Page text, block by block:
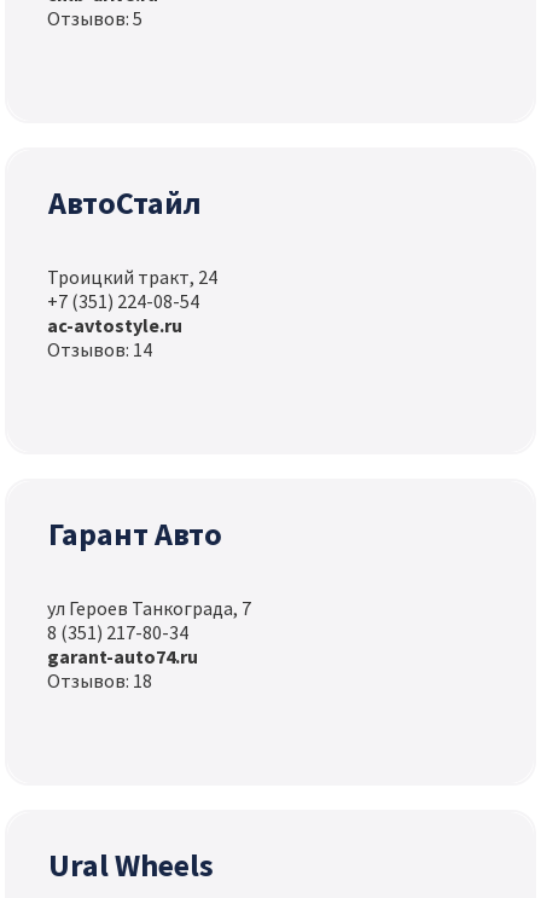
Отзывов: 5
АвтоСтайл
Троицкий тракт, 24
+7 (351) 224-08-54
ac-avtostyle.ru
Отзывов: 14
Гарант Авто
ул Героев Танкограда, 7
8 (351) 217-80-34
garant-auto74.ru
Отзывов: 18
Ural Wheels